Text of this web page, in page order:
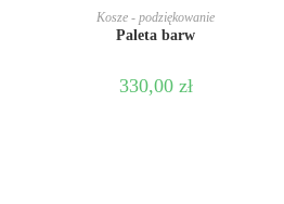
DODAJ DO KOSZYKA
Kosze - podziękowanie
Paleta barw
330,00 zł